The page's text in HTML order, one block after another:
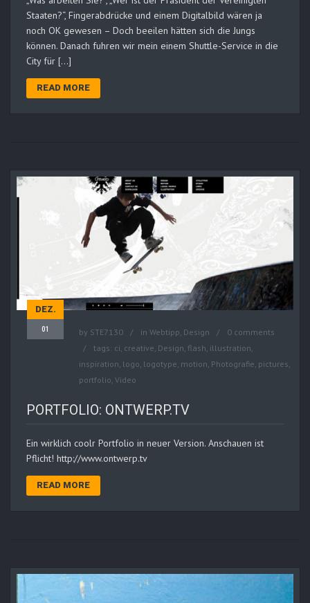
Staaten?“, Fingerabdrücke und einem Digitalbild wären ja
noch OK gewesen – Doch beeilen hätten sich die Jungs
können. Danach fuhren wir mein einem Shuttle-Service in die
City für […]
READ MORE
DEZ.
01 by STE7130 in Webtipp, Design
0 comments
tags: ci creative Design flash illustration
inspiration logo logotype motion Photografie pictures
portfolio Video
PORTFOLIO: ONTWERP.TV
Ein wirklich coolr Portfolio in neuer Version. Anschauen ist
Pflicht! http://www.ontwerp.tv
READ MORE